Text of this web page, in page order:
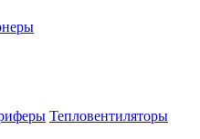
Тепловентиляторы